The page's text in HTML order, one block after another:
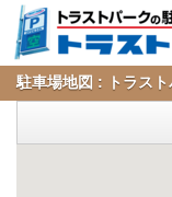
駐車場地図 : トラス